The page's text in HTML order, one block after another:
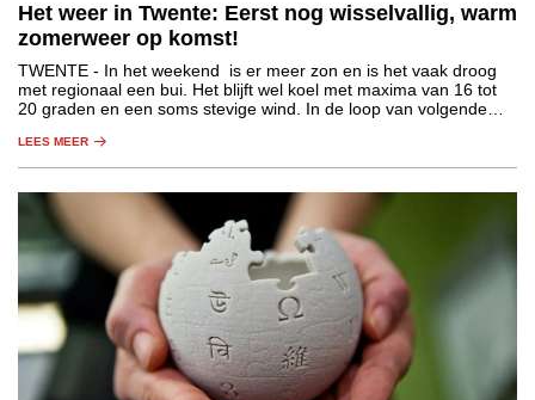
Het weer in Twente: Eerst nog wisselvallig, warm
zomerweer op komst!
TWENTE - In het weekend is er meer zon en is het vaak droog
met regionaal een bui. Het blijft wel koel met maxima van 16 tot
20 graden en een soms stevige wind. In de loop van volgende
LEES MEER